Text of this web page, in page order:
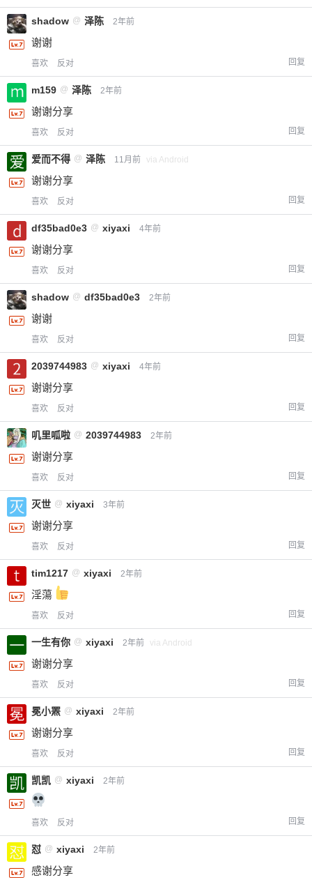
shadow @ 泽陈 2年前
谢谢
喜欢 反对 回复
m159 @ 泽陈 2年前
谢谢分享
喜欢 反对 回复
爱而不得 @ 泽陈 11月前 via Android
谢谢分享
喜欢 反对 回复
df35bad0e3 @ xiyaxi 4年前
谢谢分享
喜欢 反对 回复
shadow @ df35bad0e3 2年前
谢谢
喜欢 反对 回复
2039744983 @ xiyaxi 4年前
谢谢分享
喜欢 反对 回复
叽里呱啦 @ 2039744983 2年前
谢谢分享
喜欢 反对 回复
灭世 @ xiyaxi 3年前
谢谢分享
喜欢 反对 回复
tim1217 @ xiyaxi 2年前
淫蕩
喜欢 反对 回复
一生有你 @ xiyaxi 2年前 via Android
谢谢分享
喜欢 反对 回复
冕小罴 @ xiyaxi 2年前
谢谢分享
喜欢 反对 回复
凯凯 @ xiyaxi 2年前
喜欢 反对 回复
怼 @ xiyaxi 2年前
感谢分享